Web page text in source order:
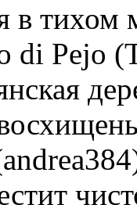
в тихом
di Pejo